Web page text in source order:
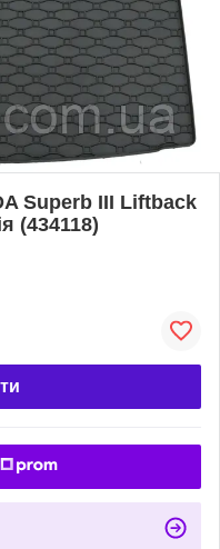
Superb III Liftback
(434118)